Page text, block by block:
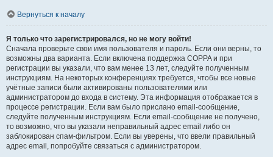
Вернуться к началу
Я только что зарегистрировался, но не могу войти!
Сначала проверьте свои имя пользователя и пароль. Если они верны, то
возможны два варианта. Если включена поддержка COPPA и при
регистрации вы указали, что вам менее 13 лет, следуйте полученным
инструкциям. На некоторых конференциях требуется, чтобы все новые
учётные записи были активированы пользователями или
администратором до входа в систему. Эта информация отображается в
процессе регистрации. Если вам было прислано email-сообщение,
следуйте полученным инструкциям. Если email-сообщение не получено,
то возможно, что вы указали неправильный адрес email либо он
заблокирован спам-фильтром. Если вы уверены, что ввели правильный
адрес email, попробуйте связаться с администратором.